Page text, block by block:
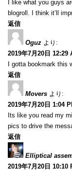
I like what you guys
blogroll. I think it’ll
返信
Oguz より:
2019年7月20日 12:29
I gotta bookmark this
返信
Movers より:
2019年7月20日 1:04
Its like you read my
pics to drive the
返信
Elliptical
2019年7月20日 10:10